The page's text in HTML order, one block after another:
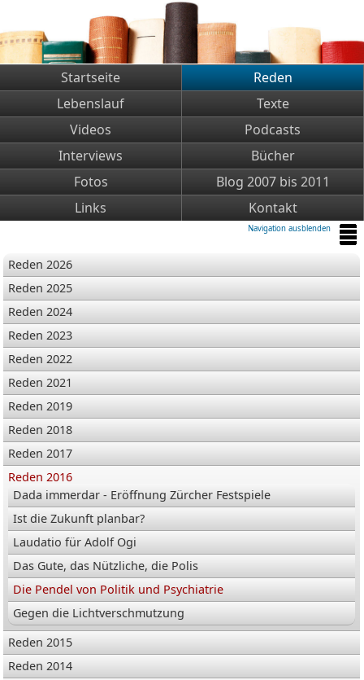
Startseite
Reden
Lebenslauf
Texte
Videos
Podcasts
Interviews
Bücher
Fotos
Blog 2007 bis 2011
Links
Kontakt
Navigation ausblenden
Reden 2026
Reden 2025
Reden 2024
Reden 2023
Reden 2022
Reden 2021
Reden 2019
Reden 2018
Reden 2017
Reden 2016
Dada immerdar - Eröffnung Zürcher Festspiele
Ist die Zukunft planbar?
Laudatio für Adolf Ogi
Das Gute, das Nützliche, die Polis
Die Pendel von Politik und Psychiatrie
Gegen die Lichtverschmutzung
Reden 2015
Reden 2014